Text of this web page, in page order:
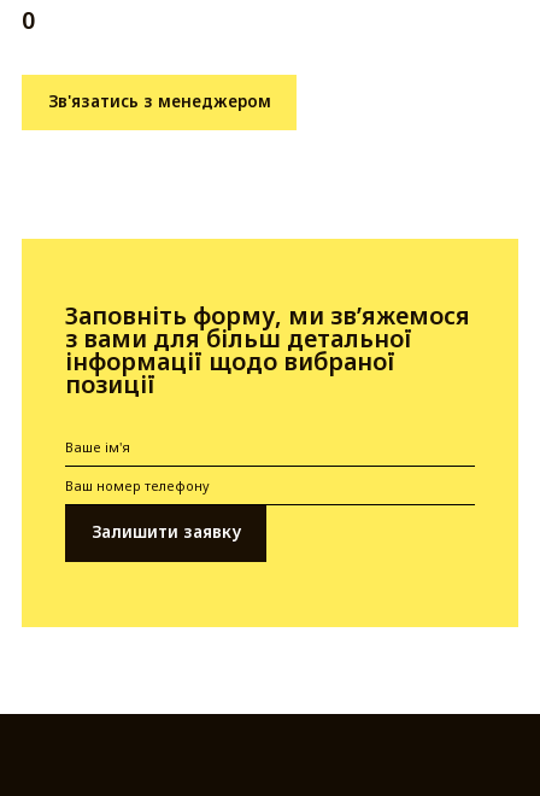
0
Зв'язатись з менеджером
Заповніть форму, ми зв’яжемося
з вами для більш детальної
інформації щодо вибраної
позиції